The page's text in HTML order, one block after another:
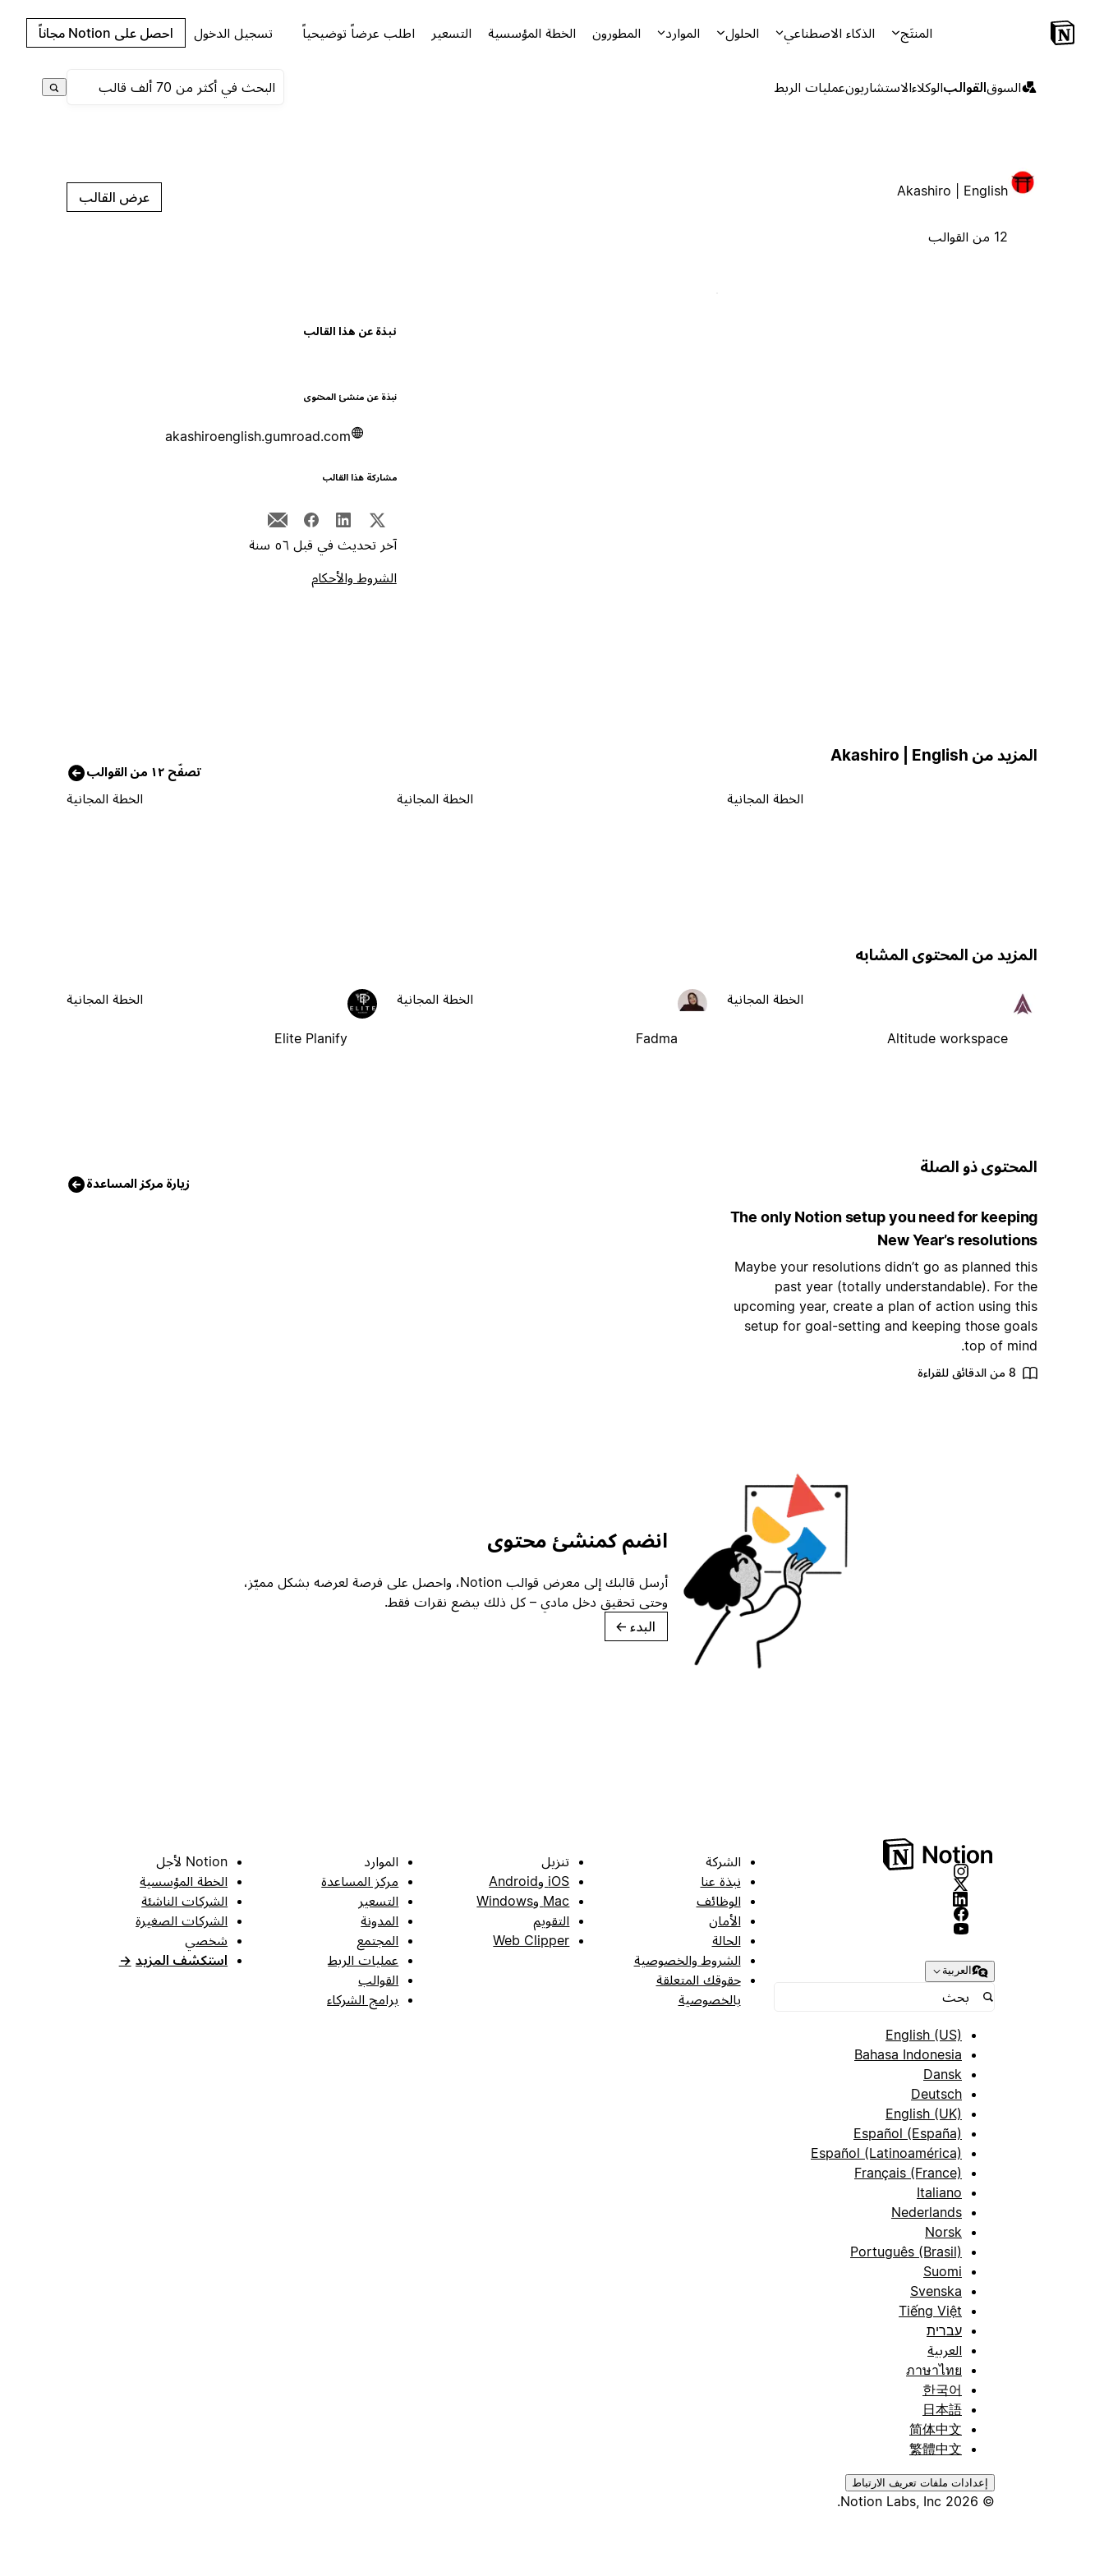
المنتَج الذكاء الاصطناعي الحلول الموارد المطورون الخطة المؤسسية التسعير اطلب عرضاً توضيحياً تسجيل الدخول احصل على Notion مجاناً
السوقالقوالبالوكلاءالاستشاريونعمليات الربط
Akashiro | English
12 من القوالب
عرض القالب
نبذة عن هذا القالب
نبذة عن منشئ المحتوى
akashiroenglish.gumroad.com
مشاركة هذا القالب
آخر تحديث في قبل ٥٦ سنة
الشروط والأحكام
المزيد من Akashiro | English
تصفّح ١٢ من القوالب
الخطة المجانية الخطة المجانية الخطة المجانية
المزيد من المحتوى المشابه
Altitude workspace
الخطة المجانية
Fadma
الخطة المجانية
Elite Planify
الخطة المجانية
المحتوى ذو الصلة
زيارة مركز المساعدة
The only Notion setup you need for keeping
New Year’s resolutions
Maybe your resolutions didn’t go as planned this
past year (totally understandable). For the
upcoming year, create a plan of action using this
setup for goal-setting and keeping those goals
top of mind.
8 من الدقائق للقراءة
انضم كمنشئ محتوى
أرسل قالبك إلى معرض قوالب Notion، واحصل على فرصة لعرضه بشكل مميّز،
وحتى تحقيق دخل مادي – كل ذلك ببضع نقرات فقط.
البدء →
العربية
English (US)
Bahasa Indonesia
Dansk
Deutsch
English (UK)
Español (España)
Español (Latinoamérica)
Français (France)
Italiano
Nederlands
Norsk
Português (Brasil)
Suomi
Svenska
Tiếng Việt
עברית
العربية
ภาษาไทย
한국어
日本語
简体中文
繁體中文
إعدادات ملفات تعريف الارتباط
© 2026 Notion Labs, Inc.
الشركة
نبذة عنا
الوظائف
الأمان
الحالة
الشروط والخصوصية
حقوقك المتعلقة
بالخصوصية
تنزيل
iOS وAndroid
Mac وWindows
التقويم
Web Clipper
الموارد
مركز المساعدة
التسعير
المدونة
المجتمع
عمليات الربط
القوالب
برامج الشركاء
Notion لأجل
الخطة المؤسسية
الشركات الناشئة
الشركات الصغيرة
شخصي
استكشف المزيد →